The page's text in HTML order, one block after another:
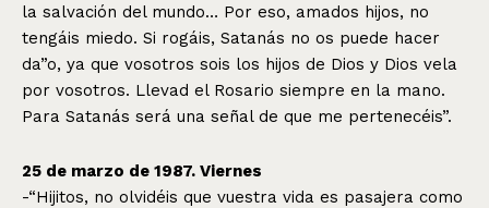
la salvación del mundo… Por eso, amados hijos, no
tengáis miedo. Si rogáis, Satanás no os puede hacer
da”o, ya que vosotros sois los hijos de Dios y Dios vela
por vosotros. Llevad el Rosario siempre en la mano.
Para Satanás será una señal de que me pertenecéis”.
25 de marzo de 1987. Viernes
-“Hijitos, no olvidéis que vuestra vida es pasajera como